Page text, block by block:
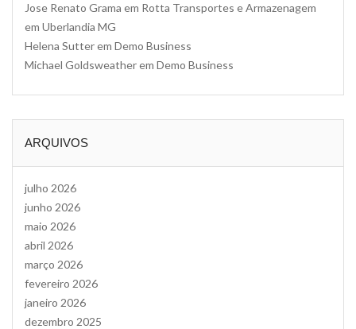
Jose Renato Grama em Rotta Transportes e Armazenagem
em Uberlandia MG
Helena Sutterem Demo Business
Michael Goldsweatherem Demo Business
ARQUIVOS
julho 2026
junho 2026
maio 2026
abril 2026
março 2026
fevereiro 2026
janeiro 2026
dezembro 2025